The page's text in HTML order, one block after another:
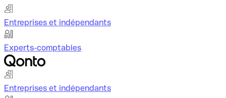
Entreprises et indépendants
Experts-comptables
Entreprises et indépendants